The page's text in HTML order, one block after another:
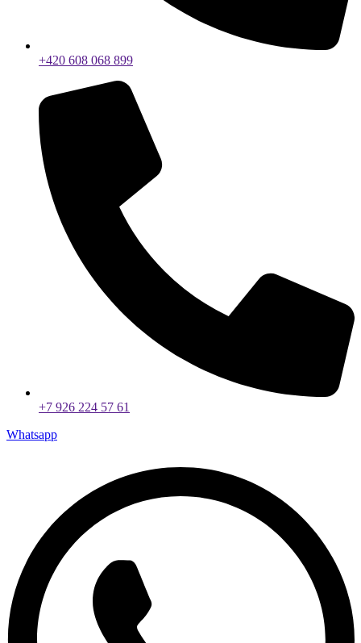
+420 608 068 899
+7 926 224 57 61
Whatsapp